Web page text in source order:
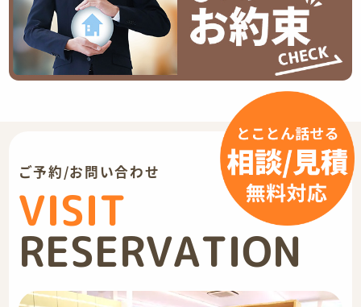
ご予約/お問い合わせ
VISIT
RESERVATION